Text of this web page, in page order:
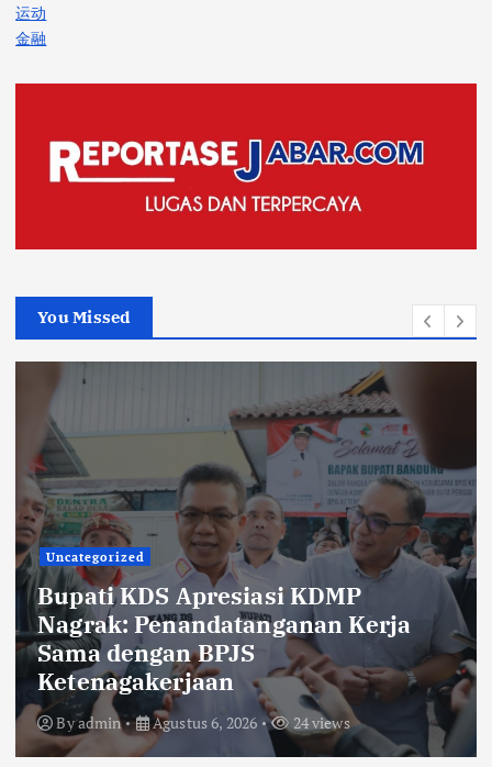
运动
金融
You Missed
Uncategorized
KDS Lepas Calon Paskibraka
Kabupaten Bandung 2026,
Tekankan Disiplin, Nasionalisme,
dan Integritas
Byadmin Agustus 6, 2026 20 views